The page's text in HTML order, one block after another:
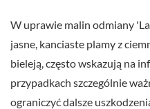
W uprawie malin odmiany
jasne, kanciaste plamy z
bieleją, często wskazują na
przypadkach szczególnie
ograniczyć dalsze